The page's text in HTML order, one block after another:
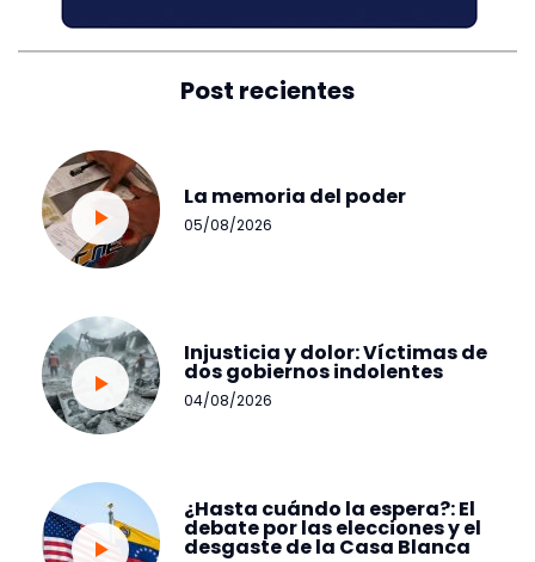
Post recientes
La memoria del poder
05/08/2026
Injusticia y dolor: Víctimas de
dos gobiernos indolentes
04/08/2026
¿Hasta cuándo la espera?: El
debate por las elecciones y el
desgaste de la Casa Blanca